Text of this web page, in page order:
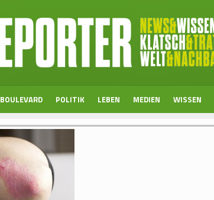
BOULEVARD POLITIK LEBEN MEDIEN WISSEN